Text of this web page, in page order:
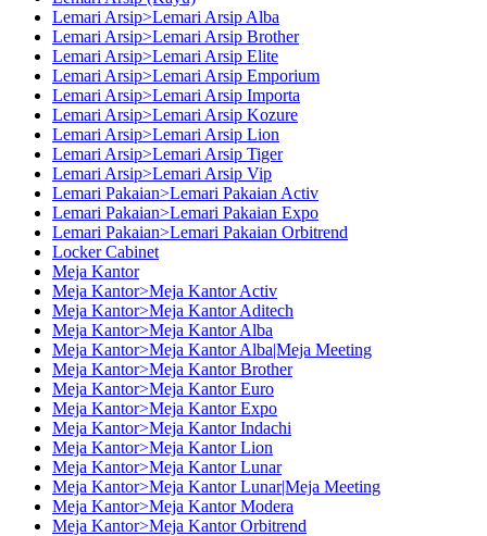
Lemari Arsip>Lemari Arsip Alba
Lemari Arsip>Lemari Arsip Brother
Lemari Arsip>Lemari Arsip Elite
Lemari Arsip>Lemari Arsip Emporium
Lemari Arsip>Lemari Arsip Importa
Lemari Arsip>Lemari Arsip Kozure
Lemari Arsip>Lemari Arsip Lion
Lemari Arsip>Lemari Arsip Tiger
Lemari Arsip>Lemari Arsip Vip
Lemari Pakaian>Lemari Pakaian Activ
Lemari Pakaian>Lemari Pakaian Expo
Lemari Pakaian>Lemari Pakaian Orbitrend
Locker Cabinet
Meja Kantor
Meja Kantor>Meja Kantor Activ
Meja Kantor>Meja Kantor Aditech
Meja Kantor>Meja Kantor Alba
Meja Kantor>Meja Kantor Alba|Meja Meeting
Meja Kantor>Meja Kantor Brother
Meja Kantor>Meja Kantor Euro
Meja Kantor>Meja Kantor Expo
Meja Kantor>Meja Kantor Indachi
Meja Kantor>Meja Kantor Lion
Meja Kantor>Meja Kantor Lunar
Meja Kantor>Meja Kantor Lunar|Meja Meeting
Meja Kantor>Meja Kantor Modera
Meja Kantor>Meja Kantor Orbitrend